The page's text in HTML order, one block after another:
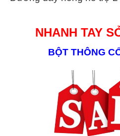
NHANH TAY
BỘT THÔNG